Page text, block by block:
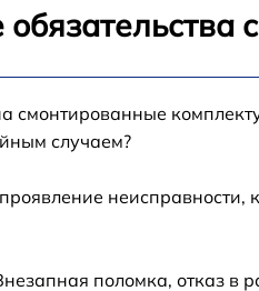
смонтированные
случаем?
поломка, отказ в